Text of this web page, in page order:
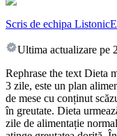
Scris de echipa Listonic
Ultima actualizare pe
Rephrase the text Dieta
3 zile, este un plan
de mese cu conținut
în greutate. Dieta
zile de alimentație